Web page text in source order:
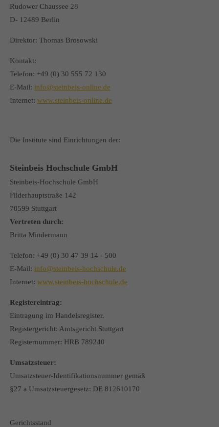
Rudower Chaussee 28
D- 12489 Berlin
Direktor: Thomas Brosowski
Kontakt:
Telefon: +49 (0) 30 555 72 130
E-Mail: info@steinbeis-online.de
Internet: www.steinbeis-online.de
Die Institute sind Einrichtungen der:
Steinbeis Hochschule GmbH
Steinbeis-Hochschule GmbH
Filderhauptstraße 142
70599 Stuttgart
Vertreten durch:
Britta Mindermann
Telefon: +49 (0) 30 47 39 14 - 500
E-Mail: info@steinbeis-hochschule.de
Internet: www.steinbeis-hochschule.de
Registereintrag:
Eintragung im Handelsregister.
Registergericht: Amtsgericht Stuttgart
Registernummer: HRB 789240
Umsatzsteuer:
Umsatzsteuer-Identifikationsnummer gemäß
§27 a Umsatzsteuergesetz: DE 812610170
Gerichtsstand